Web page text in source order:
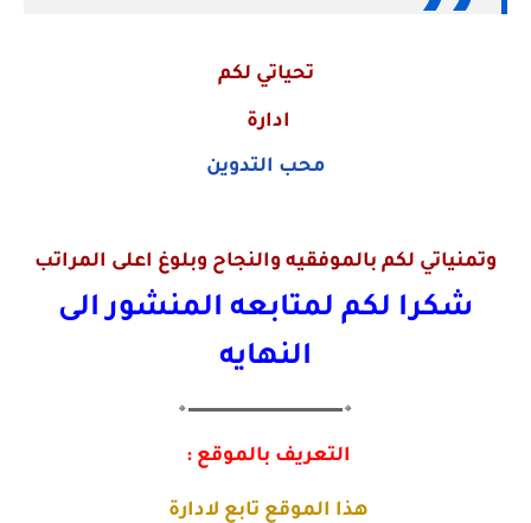
تحياتي لكم
ادارة
محب التدوين
وتمنياتي لكم بالموفقيه والنجاح وبلوغ اعلى المراتب
شكرا لكم لمتابعه المنشور الى
النهايه
🔸▬▬▬▬▬▬▬▬▬▬▬▬▬🔸
التعريف بالموقع :
هذا الموقع تابع لادارة